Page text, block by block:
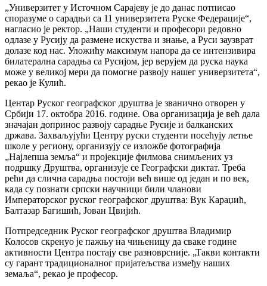
„Универзитет у Источном Сарајеву је до данас потписао
споразуме о сарадњи са 11 универзитета Руске Федерације“,
нагласио је ректор. „Наши студенти и професори редовно
одлазе у Русију да размене искуства и знање, а Руси заузврат
долазе код нас. Уложићу максимум напора да се интензивира
билатерална сарадња са Русијом, јер верујем да руска наука
може у великој мери да помогне развоју нашег универзитета“,
рекао је Кулић.
Центар Руског географског друштва је званично отворен у
Србији 17. октобра 2016. године. Ова организација је већ дала
значајан допринос развоју сарадње Русије и балканских
држава. Захваљујући Центру руски студенти посећују летње
школе у региону, организују се изложбе фотографија
„Најлепша земља“ и пројекције филмова снимљених уз
подршку Друштва, организује се Географски диктат. Треба
рећи да слична сарадња постоји већ више од један и по век,
када су познати српски научници били чланови
Императорског руског географског друштва: Вук Караџић,
Балтазар Багишић, Јован Цвијић.
Потпредседник Руског географског друштва Владимир
Колосов скренуо је пажњу на чињеницу да сваке године
активности Центра постају све разноврсније. „Такви контакти
су гарант традиционалног пријатељства између наших
земаља“, рекао је професор.